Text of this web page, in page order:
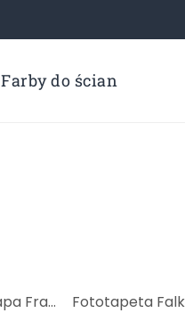
Farby do ścian
Fototapeta Falk - mapa Francji